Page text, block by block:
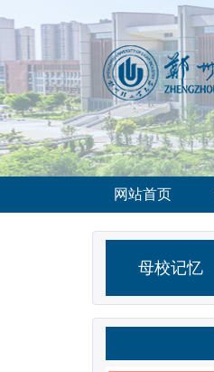
网站首页
母校记忆